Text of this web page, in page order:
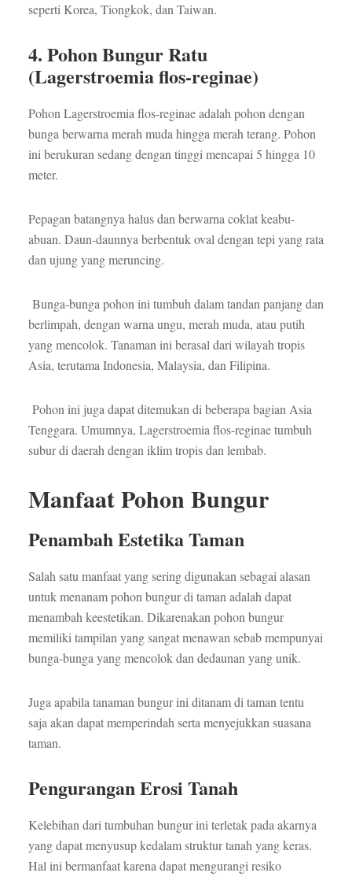
seperti Korea, Tiongkok, dan Taiwan.
4. Pohon Bungur Ratu
(Lagerstroemia flos-reginae)
Pohon Lagerstroemia flos-reginae adalah pohon dengan
bunga berwarna merah muda hingga merah terang. Pohon
ini berukuran sedang dengan tinggi mencapai 5 hingga 10
meter.
Pepagan batangnya halus dan berwarna coklat keabu-
abuan. Daun-daunnya berbentuk oval dengan tepi yang rata
dan ujung yang meruncing.
Bunga-bunga pohon ini tumbuh dalam tandan panjang dan
berlimpah, dengan warna ungu, merah muda, atau putih
yang mencolok. Tanaman ini berasal dari wilayah tropis
Asia, terutama Indonesia, Malaysia, dan Filipina.
Pohon ini juga dapat ditemukan di beberapa bagian Asia
Tenggara. Umumnya, Lagerstroemia flos-reginae tumbuh
subur di daerah dengan iklim tropis dan lembab.
Manfaat Pohon Bungur
Penambah Estetika Taman
Salah satu manfaat yang sering digunakan sebagai alasan
untuk menanam pohon bungur di taman adalah dapat
menambah keestetikan. Dikarenakan pohon bungur
memiliki tampilan yang sangat menawan sebab mempunyai
bunga-bunga yang mencolok dan dedaunan yang unik.
Juga apabila tanaman bungur ini ditanam di taman tentu
saja akan dapat memperindah serta menyejukkan suasana
taman.
Pengurangan Erosi Tanah
Kelebihan dari tumbuhan bungur ini terletak pada akarnya
yang dapat menyusup kedalam struktur tanah yang keras.
Hal ini bermanfaat karena dapat mengurangi resiko